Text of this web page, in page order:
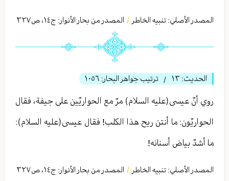
المصدر الأصلي: تنبیه الخاطر / المصدر من بحار الأنوار: ج١٤، ص٣٢٧
الحديث: ١٣ / ترتيب جواهر البحار: ١٠٥٦
روي أنّ عيسى(عليه السلام) مرّ مع الحواريّين على جيفة، فقال
الحواريّون: ما أنتن ريح هذا الكلب! فقال عيسى(عليه السلام):
ما أشدّ بياض أسنانه!
المصدر الأصلي: تنبیه الخاطر / المصدر من بحار الأنوار: ج١٤، ص٣٢٧